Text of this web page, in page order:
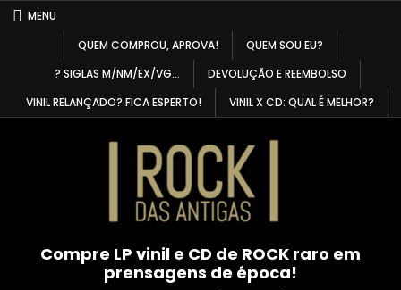
SkipMENU
QUEM COMPROU, APROVA!
QUEM SOU EU?
? SIGLAS M/NM/EX/VG…
DEVOLUÇÃO E REEMBOLSO
VINIL RELANÇADO? FICA ESPERTO!
VINIL X CD: QUAL É MELHOR?
Compre LP vinil e CD de ROCK raro em
prensagens de época!